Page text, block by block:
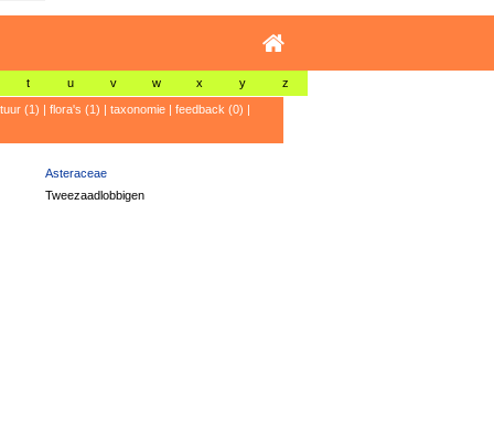
t u v w x y z
(1) | flora's (1) | taxonomie| feedback (0) |
Asteraceae
Tweezaadlobbigen